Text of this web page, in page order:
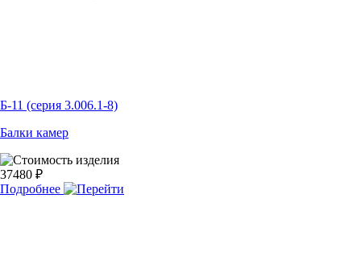
Б-11 (серия 3.006.1-8)
Балки камер
37480 ₽
Подробнее